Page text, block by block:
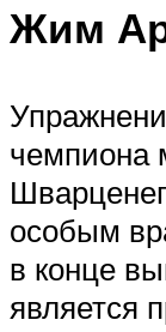
Жим
чемпиона
особым
в конце
является